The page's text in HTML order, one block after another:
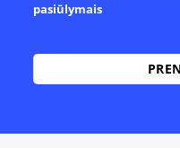
pasiūlymais